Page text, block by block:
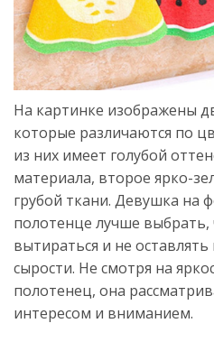
На картинке изображены
которые различаются по
из них имеет голубой
материала, второе ярко-
грубой ткани. Девушка на
полотенце лучше
вытираться и не
сырости. Не смотря на
полотенец, она
интересом и вниманием.